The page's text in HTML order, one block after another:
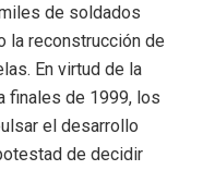
de soldados
la reconstrucción de
En virtud de la
finales de 1999, los
el desarrollo
de decidir